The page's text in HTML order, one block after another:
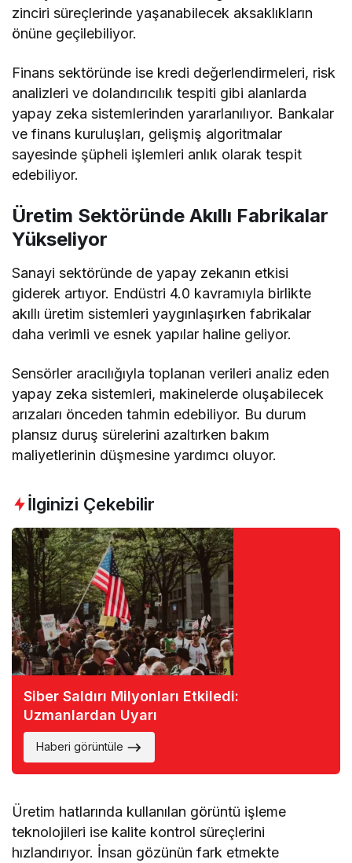
zinciri süreçlerinde yaşanabilecek aksaklıkların
önüne geçilebiliyor.
Finans sektöründe ise kredi değerlendirmeleri, risk
analizleri ve dolandırıcılık tespiti gibi alanlarda
yapay zeka sistemlerinden yararlanılıyor. Bankalar
ve finans kuruluşları, gelişmiş algoritmalar
sayesinde şüpheli işlemleri anlık olarak tespit
edebiliyor.
Üretim Sektöründe Akıllı Fabrikalar
Yükseliyor
Sanayi sektöründe de yapay zekanın etkisi
giderek artıyor. Endüstri 4.0 kavramıyla birlikte
akıllı üretim sistemleri yaygınlaşırken fabrikalar
daha verimli ve esnek yapılar haline geliyor.
Sensörler aracılığıyla toplanan verileri analiz eden
yapay zeka sistemleri, makinelerde oluşabilecek
arızaları önceden tahmin edebiliyor. Bu durum
plansız duruş sürelerini azaltırken bakım
maliyetlerinin düşmesine yardımcı oluyor.
İlginizi Çekebilir
Siber Saldırı Milyonları Etkiledi:
Uzmanlardan Uyarı
Haberi görüntüle
Üretim hatlarında kullanılan görüntü işleme
teknolojileri ise kalite kontrol süreçlerini
hızlandırıyor. İnsan gözünün fark etmekte